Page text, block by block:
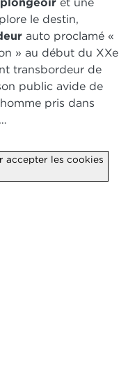
le destin,
auto proclamé «
» au début du XXe
transbordeur de
public avide de
pris dans
accepter les cookies